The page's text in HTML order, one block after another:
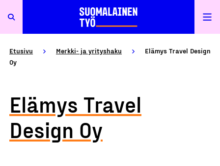
Etusivu Merkki- ja yrityshaku
Elämys Travel Design
Oy
Elämys Travel
Design Oy